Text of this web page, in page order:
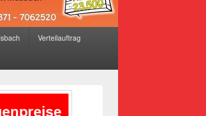
Verteilauftrag